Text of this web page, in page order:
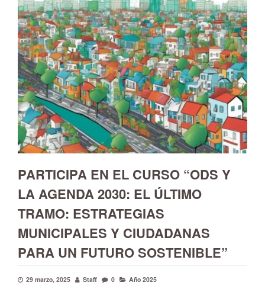
PARTICIPA EN EL CURSO “ODS Y
LA AGENDA 2030: EL ÚLTIMO
TRAMO: ESTRATEGIAS
MUNICIPALES Y CIUDADANAS
PARA UN FUTURO SOSTENIBLE”
29 marzo, 2025 Staff 0 Año 2025